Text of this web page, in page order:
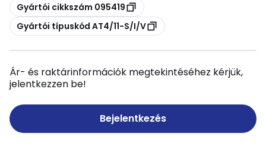
Másolás
Gyártói cikkszám 095419
Másolás
Gyártói típuskód AT4/11-S/I/V
Ár- és raktárinformációk megtekintéséhez kérjük,
jelentkezzen be!
Bejelentkezés